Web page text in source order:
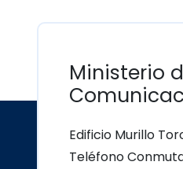
Ministerio
Edificio Murillo
Teléfono